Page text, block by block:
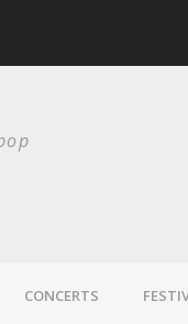
CONCERTS